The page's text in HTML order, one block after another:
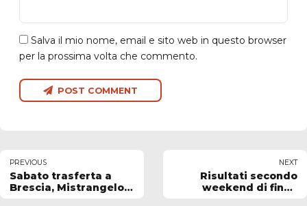
Salva il mio nome, email e sito web in questo browser
per la prossima volta che commento.
POST COMMENT
PREVIOUS
Sabato trasferta a
Brescia, Mistrangelo:
NEXT
Risultati secondo
weekend di finali